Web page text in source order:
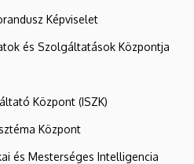
Képviselet
és Szolgáltatások Központja
Központ (ISZK)
Központ
és Mesterséges Intelligencia